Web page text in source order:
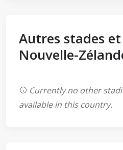
Autres stades
Nouvelle-
Currently no other
available in this country.